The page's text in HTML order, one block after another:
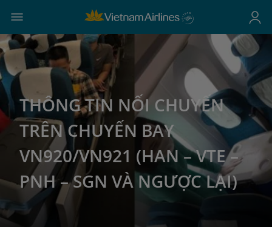
THÔNG TIN NỐI CHUYẾN
TRÊN CHUYẾN BAY
VN920/VN921 (HAN – VTE –
PNH – SGN VÀ NGƯỢC LẠI)